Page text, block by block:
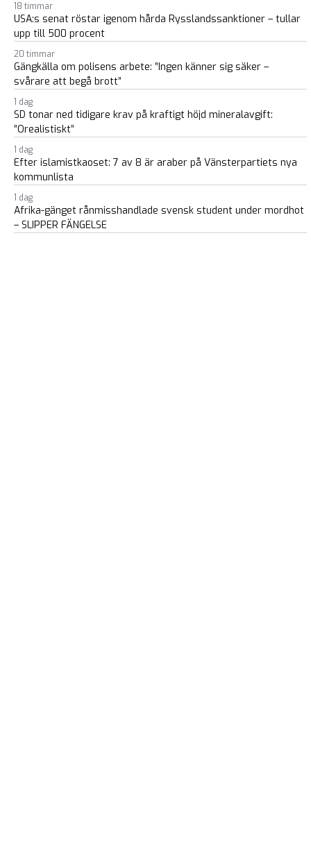
18 timmar
USA:s senat röstar igenom hårda Rysslandssanktioner – tullar
upp till 500 procent
20 timmar
Gängkälla om polisens arbete: ”Ingen känner sig säker –
svårare att begå brott”
1 dag
SD tonar ned tidigare krav på kraftigt höjd mineralavgift:
”Orealistiskt”
1 dag
Efter islamistkaoset: 7 av 8 är araber på Vänsterpartiets nya
kommunlista
1 dag
Afrika-gänget rånmisshandlade svensk student under mordhot
– SLIPPER FÄNGELSE